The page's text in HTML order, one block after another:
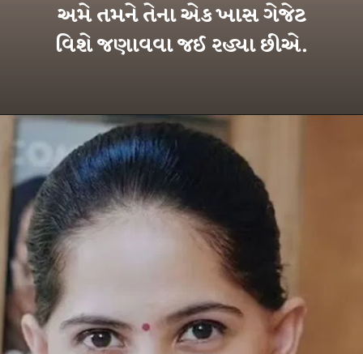
અમે તમને તેના એક ખાસ ગેજેટ
વિશે જણાવવા જઈ રહ્યા છીએ.